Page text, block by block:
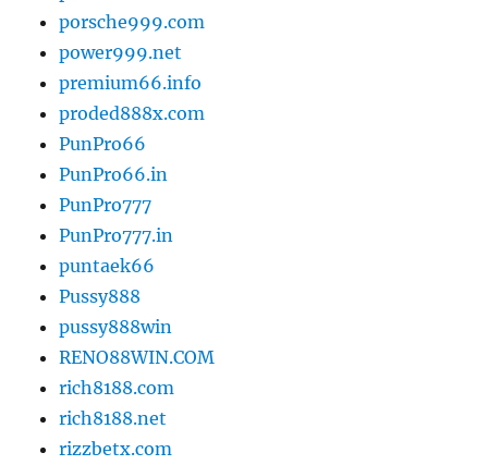
porsche999.com
power999.net
premium66.info
proded888x.com
PunPro66
PunPro66.in
PunPro777
PunPro777.in
puntaek66
Pussy888
pussy888win
RENO88WIN.COM
rich8188.com
rich8188.net
rizzbetx.com